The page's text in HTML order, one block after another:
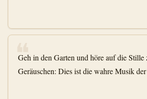
❝
Geh in den Garten und höre auf die Stille
Geräuschen: Dies ist die wahre Musik